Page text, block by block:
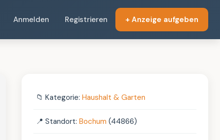
Anmelden Registrieren + Anzeige aufgeben
📁 Kategorie: Haushalt & Garten
📍 Standort: Bochum (44866)